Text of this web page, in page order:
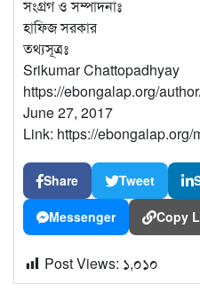
সংগ্রগ ও সম্পাদনাঃ
হাফিজ সরকার
তথ্যসূত্রঃ
Srikumar Chattopadhyay
https://ebongalap.org/
June 27, 2017
Link: https://ebongalap.org/
Share Tweet
Messenger Copy
Post Views: ১,০১০